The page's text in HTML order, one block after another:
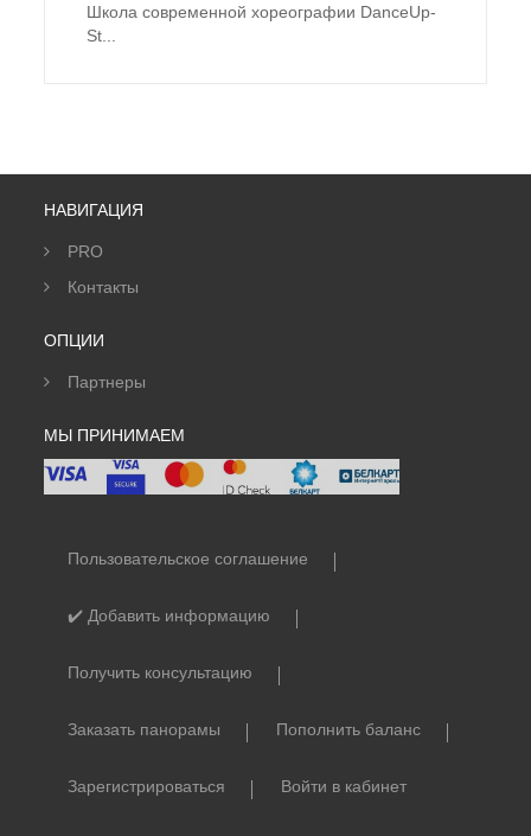
Школа современной хореографии DanceUp-
St...
НАВИГАЦИЯ
PRO
Контакты
ОПЦИИ
Партнеры
МЫ ПРИНИМАЕМ
Пользовательское соглашение
✔️ Добавить информацию
Получить консультацию
Заказать панорамы Пополнить баланс
Зарегистрироваться Войти в кабинет